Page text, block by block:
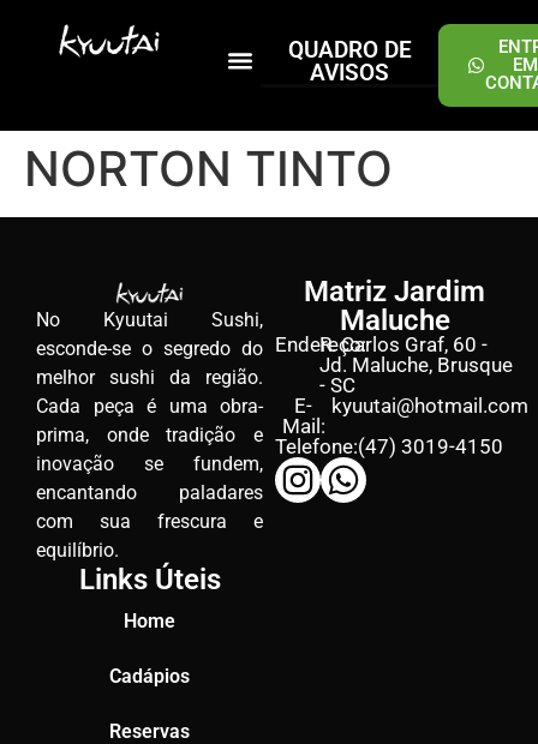
QUADRO DE
AVISOS
EM
NORTON TINTO
No Kyuutai Sushi,
esconde-se o segredo do
melhor sushi da região.
Cada peça é uma obra-
prima, onde tradição e
inovação se fundem,
encantando paladares
com sua frescura e
equilíbrio.
Links Úteis
Home
Cadápios
Reservas
Matriz Jardim
Maluche
Endereço:
R. Carlos Graf, 60 -
Jd. Maluche, Brusque
- SC
E-
Mail:
kyuutai@hotmail.com
Telefone:(47) 3019-4150